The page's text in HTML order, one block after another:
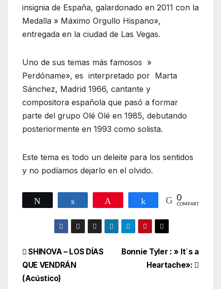
insignia de España, galardonado en 2011 con la
Medalla » Máximo Orgullo Hispano»,
entregada en la ciudad de Las Vegas.
Uno de sus temas más famosos »
Perdóname», es interpretado por Marta
Sánchez, Madrid 1966, cantante y
compositora española que pasó a formar
parte del grupo Olé Olé en 1985, debutando
posteriormente en 1993 como solista.
Este tema es todo un deleite para los sentidos
y no podíamos dejarlo en el olvido.
Twittear Compartir Compartir
0
COMPARTIR
Navegación
de
Bonnie Tyler : » It´s a
Heartache»:
SHINOVA – LOS DÍAS
QUE VENDRÁN
(Acústico)